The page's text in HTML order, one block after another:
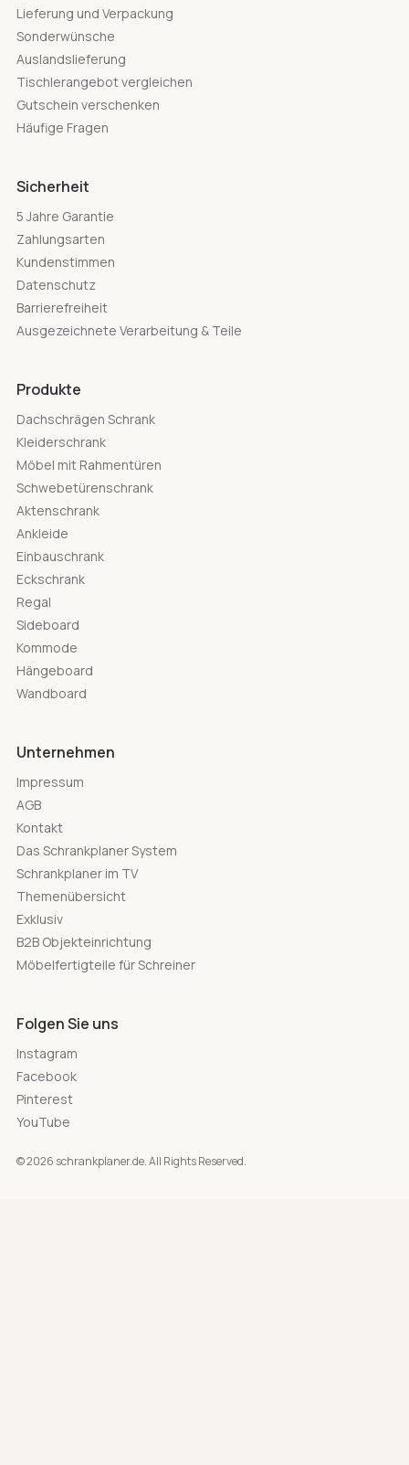
Lieferung und Verpackung
Sonderwünsche
Auslandslieferung
Tischlerangebot vergleichen
Gutschein verschenken
Häufige Fragen
Sicherheit
5 Jahre Garantie
Zahlungsarten
Kundenstimmen
Datenschutz
Barrierefreiheit
Ausgezeichnete Verarbeitung & Teile
Produkte
Dachschrägen Schrank
Kleiderschrank
Möbel mit Rahmentüren
Schwebetürenschrank
Aktenschrank
Ankleide
Einbauschrank
Eckschrank
Regal
Sideboard
Kommode
Hängeboard
Wandboard
Unternehmen
Impressum
AGB
Kontakt
Das Schrankplaner System
Schrankplaner im TV
Themenübersicht
Exklusiv
B2B Objekteinrichtung
Möbelfertigteile für Schreiner
Folgen Sie uns
Instagram
Facebook
Pinterest
YouTube
© 2026 schrankplaner.de. All Rights Reserved.